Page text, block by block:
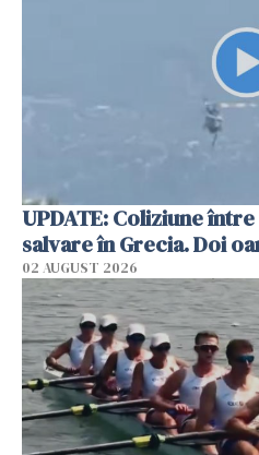
UPDATE: Coliziune
salvare în Grecia. Doi
02 AUGUST 2026